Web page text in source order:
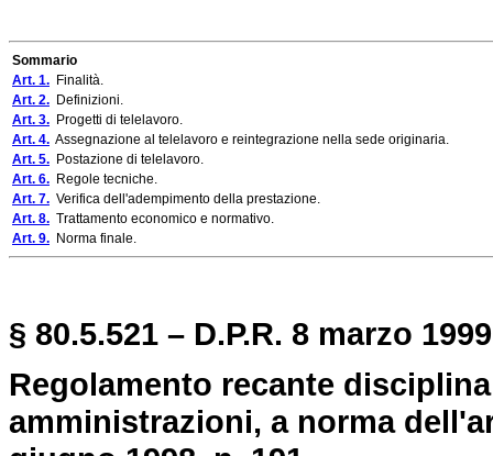
Sommario
Art. 1. Finalità.
Art. 2. Definizioni.
Art. 3. Progetti di telelavoro.
Art. 4. Assegnazione al telelavoro e reintegrazione nella sede originaria.
Art. 5. Postazione di telelavoro.
Art. 6. Regole tecniche.
Art. 7. Verifica dell'adempimento della prestazione.
Art. 8. Trattamento economico e normativo.
Art. 9. Norma finale.
§ 80.5.521 – D.P.R. 8 marzo
Regolamento recante
amministrazioni, a norma